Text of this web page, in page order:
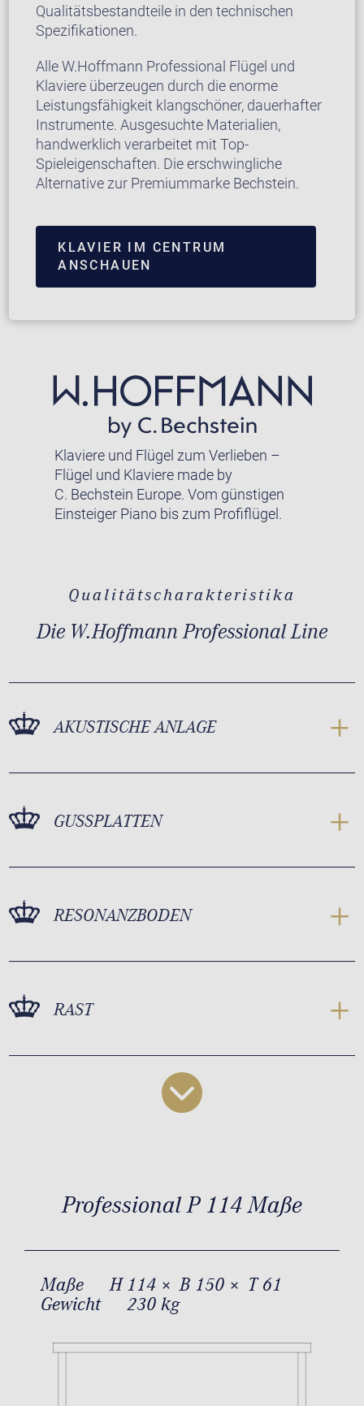
Qualitätsbestandteile in den technischen
Spezifikationen.
Alle W.Hoffmann Professional Flügel und
Klaviere überzeugen durch die enorme
Leistungsfähigkeit klangschöner, dauerhafter
Instrumente. Ausgesuchte Materialien,
handwerklich verarbeitet mit Top-
Spieleigenschaften. Die erschwingliche
Alternative zur Premiummarke Bechstein.
KLAVIER IM CENTRUM
ANSCHAUEN
Klaviere und Flügel zum Verlieben –
Flügel und Klaviere made by
C. Bechstein Europe. Vom günstigen
Einsteiger Piano bis zum Profiflügel.
Qualitätscharakteristika
Die W.Hoffmann Professional Line
AKUSTISCHE ANLAGE
GUSSPLATTEN
RESONANZBODEN
RAST
Professional P 114 Maße
Maße
H 114 × B 150 × T 61
Gewicht
230 kg